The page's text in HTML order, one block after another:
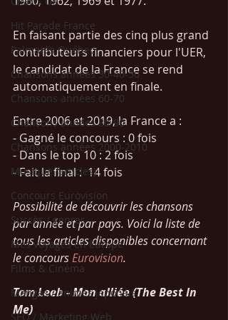
Hit Parade France
Palmarès Québec
Chansons années 30-40-50
Chansons années 60-70
Chansons années 80-90
Chansons années 2000-2010
Musique (articles)
Concours Eurovision
Succès / genres
Mes voyages en Europe
Films & Cinéma
Mangas / animés japonais
SEO / Marketing Web
En faisant partie des cinq plus grand
contributeurs financiers pour l'UER,
le candidat de la France se rend
automatiquement en finale.
Entre 2006 et 2019, la France a :
- Gagné le concours : 0 fois
- Dans le top 10 : 2 fois
- Fait la final :  14 fois
Possibilité de découvrir les chansons
par année et par pays. Voici la liste de
tous les articles disponibles concernant
le concours Eurovision.
Tom Leeb - Mon alliée (The Best In
Me)